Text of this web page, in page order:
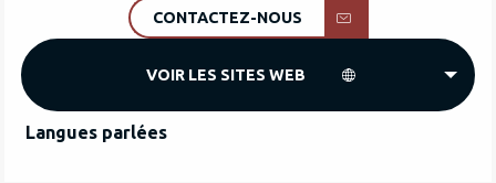
CONTACTEZ-NOUS
VOIR LES SITES WEB
Langues parlées
Langues parlées